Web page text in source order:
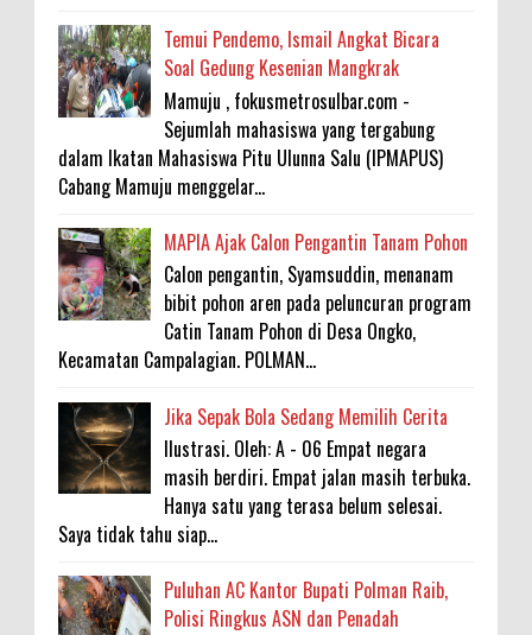
Temui Pendemo, Ismail Angkat Bicara
Soal Gedung Kesenian Mangkrak
Mamuju , fokusmetrosulbar.com -
Sejumlah mahasiswa yang tergabung
dalam Ikatan Mahasiswa Pitu Ulunna Salu (IPMAPUS)
Cabang Mamuju menggelar...
MAPIA Ajak Calon Pengantin Tanam Pohon
Calon pengantin, Syamsuddin, menanam
bibit pohon aren pada peluncuran program
Catin Tanam Pohon di Desa Ongko,
Kecamatan Campalagian. POLMAN...
Jika Sepak Bola Sedang Memilih Cerita
Ilustrasi. Oleh: A - 06 Empat negara
masih berdiri. Empat jalan masih terbuka.
Hanya satu yang terasa belum selesai.
Saya tidak tahu siap...
Puluhan AC Kantor Bupati Polman Raib,
Polisi Ringkus ASN dan Penadah